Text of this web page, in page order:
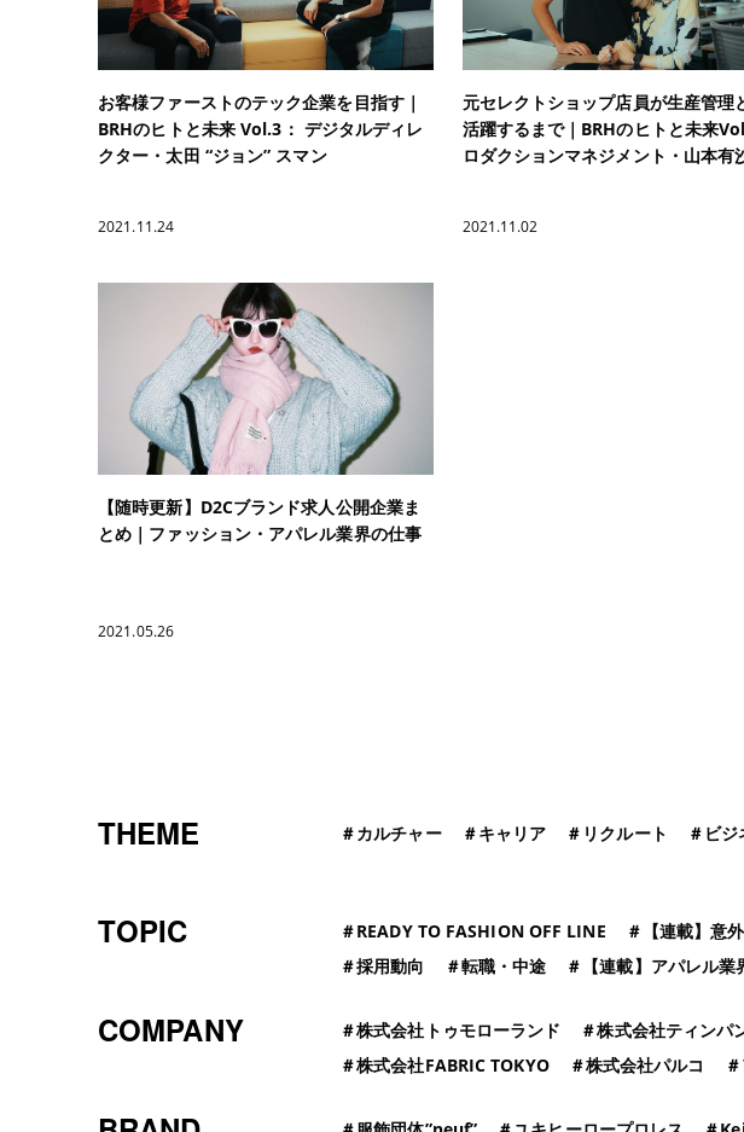
お客様ファーストのテック企業を目指す｜
BRHのヒトと未来 Vol.3： デジタルディレ
クター・太田 “ジョン” スマン
2021.11.24
元セレクトショップ店員が生産管理
活躍するまで｜BRHのヒトと未来
ロダクションマネジメント・山本有
2021.11.02
【随時更新】D2Cブランド求人公開企業ま
とめ｜ファッション・アパレル業界の仕事
2021.05.26
THEME ＃カルチャー ＃キャリア ＃ リクルート ＃ ビジ
TOPIC ＃READY TO FASHION OFF LINE ＃ 【連載】意
＃採用動向 ＃転職・中途 ＃ 【連載】アパレル
COMPANY ＃株式会社トゥモローランド ＃株式会社ティンパ
＃株式会社FABRIC TOKYO ＃株式会社パルコ ＃